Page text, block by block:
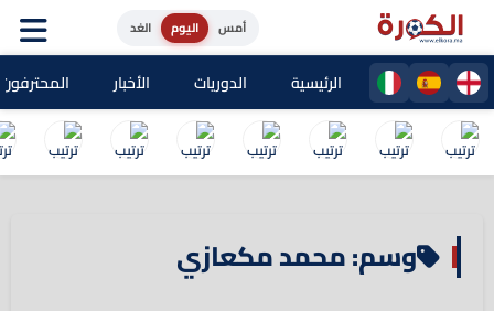
أمس اليوم الغد
الرئيسية الدوريات الأخبار
وسم: محمد مكعازي